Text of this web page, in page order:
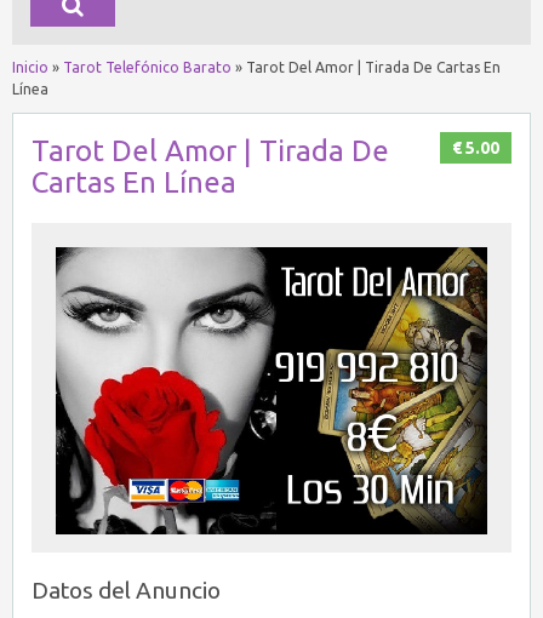
Inicio » Tarot Telefónico Barato » Tarot Del Amor | Tirada De Cartas En
Línea
€ 5.00
Tarot Del Amor | Tirada De
Cartas En Línea
Datos del Anuncio